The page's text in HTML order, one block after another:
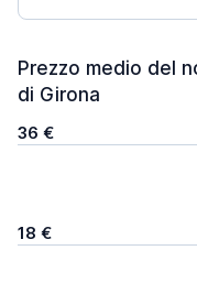
Prezzo medio del
di Girona
36 €
18 €